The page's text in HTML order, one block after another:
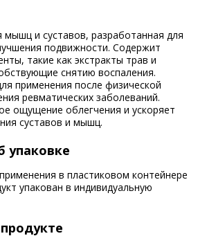
мышц и суставов, разработанная для
подвижности. Содержит
такие как экстракты трав и
снятию воспаления.
применения после физической
ревматических заболеваний.
ощущение облегчения и ускоряет
суставов и мышц.
упаковке
в пластиковом контейнере
упакован в индивидуальную